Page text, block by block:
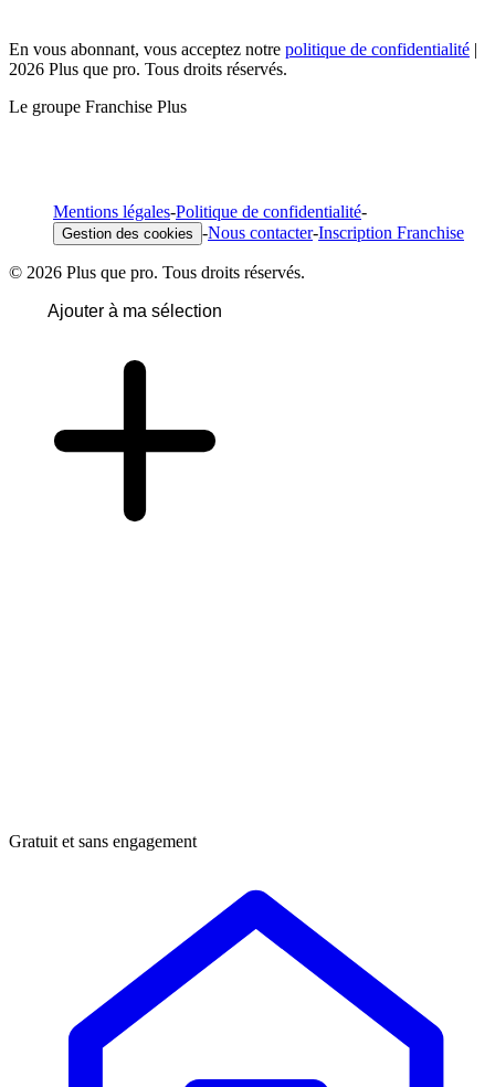
En vous abonnant, vous acceptez notre politique de confidentialité |
2026 Plus que pro. Tous droits réservés.
Le groupe Franchise Plus
Mentions légales-Politique de confidentialité-
Gestion des cookies -Nous contacter-Inscription Franchise
© 2026 Plus que pro. Tous droits réservés.
Ajouter à ma sélection
Gratuit et sans engagement